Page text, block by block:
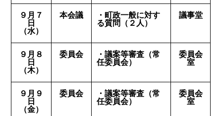
９月７
日
（水）
本会議
・町政一般に対す
る質問（２人）
議事堂
９月８
日
（木）
委員会
・議案等審査（常
任委員会）
委員会
室
９月９
日
（金）
委員会
・議案等審査（常
任委員会）
委員会
室